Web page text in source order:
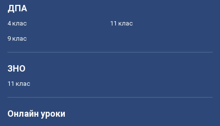
ДПА
4 клас
9 клас
11 клас
ЗНО
11 клас
Онлайн уроки